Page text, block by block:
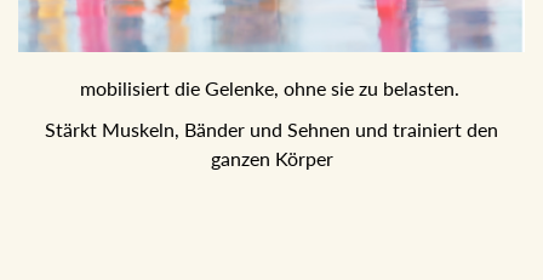
mobilisiert die Gelenke, ohne sie zu belasten.
Stärkt Muskeln, Bänder und Sehnen und trainiert den
ganzen Körper